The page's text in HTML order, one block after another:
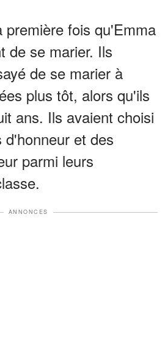
première fois qu'Emma
de se marier. Ils
de se marier à
plus tôt, alors qu'ils
ans. Ils avaient choisi
et des
parmi leurs
ANNONCES